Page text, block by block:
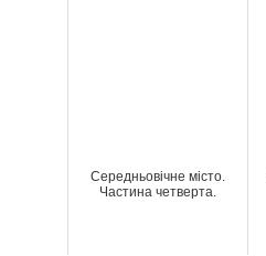
Середньовічне місто.
Частина четверта.